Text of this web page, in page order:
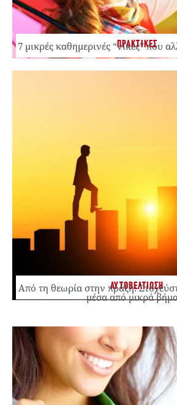
ΠΡΑΚΤΙΚΕΣ
7 μικρές καθημερινές “νίκες” που
ΑΥΤΟΒΕΛΤΙΩΣΗ
Από τη θεωρία στην πράξη:
μέσα από μικρά